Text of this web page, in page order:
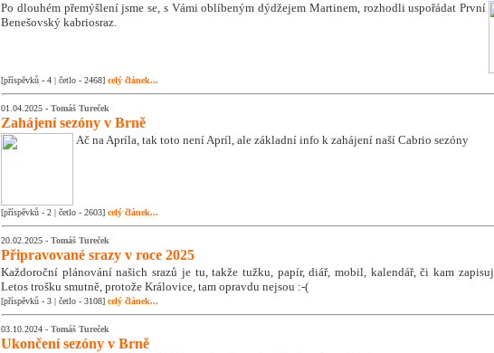
Po dlouhém přemýšlení jsme se, s Vámi oblíbeným dýdžejem Martinem, rozhodli uspořádat První
Benešovský kabriosraz.
[příspěvků - 4 | četlo - 2468] celý článek...
01.04.2025 - Tomáš Tureček
Zahájení sezóny v Brně
Ač na Apríla, tak toto není Apríl, ale základní info k zahájení naší Cabrio sezóny
[příspěvků - 2 | četlo - 2603] celý článek...
20.02.2025 - Tomáš Tureček
Připravované srazy v roce 2025
Každoroční plánování našich srazů je tu, takže tužku, papír, diář, mobil, kalendář, či kam
Letos trošku smutně, protože Královice, tam opravdu nejsou :-(
[příspěvků - 3 | četlo - 3108] celý článek...
03.10.2024 - Tomáš Tureček
Ukončení sezóny v Brně